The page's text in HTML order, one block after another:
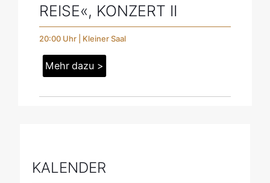
REISE«, KONZERT II
20:00 Uhr | Kleiner Saal
Mehr dazu >
KALENDER